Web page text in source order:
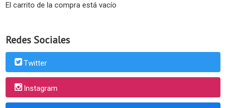
El carrito de la compra está vacío
Redes Sociales
Twitter
Instagram